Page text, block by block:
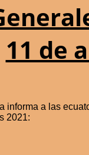
11 de
informa a las
2021: